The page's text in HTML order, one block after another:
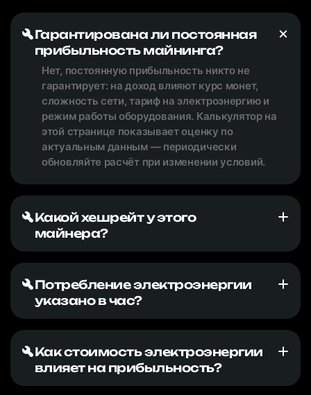
Гарантирована ли постоянная
прибыльность майнинга?
Нет, постоянную прибыльность никто не
гарантирует: на доход влияют курс монет,
сложность сети, тариф на электроэнергию и
режим работы оборудования. Калькулятор на
этой странице показывает оценку по
актуальным данным — периодически
обновляйте расчёт при изменении условий.
Какой хешрейт у этого
майнера?
Потребление электроэнергии
указано в час?
Как стоимость электроэнергии
влияет на прибыльность?